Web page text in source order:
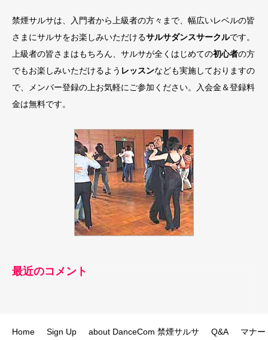
禁煙サルサは、入門者から上級者の方々まで、幅広いレベルの皆
さまにサルサをお楽しみいただけるサルサダンスサークルです。
上級者の皆さまはもちろん、サルサが全くはじめての初心者の方
でもお楽しみいただけるよう レッスンなども実施しておりますの
で、メンバー登録の上お気軽にご参加ください。入会金＆登録料
金は無料です。
最近のコメント
Home Sign Up about DanceCom 禁煙サルサ Q&A マナー